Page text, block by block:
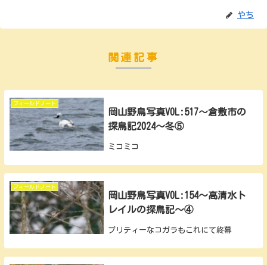
やち
関連記事
フィールドノート
岡山野鳥写真VOL:517～倉敷市の
探鳥記2024～冬⑤
ミコミコ
フィールドノート
岡山野鳥写真VOL:154～高清水ト
レイルの探鳥記～④
プリティーなコガラもこれにて終幕